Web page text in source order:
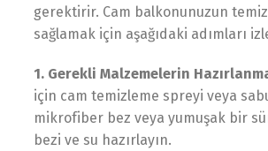
gerektirir. Cam balkonunuzun
sağlamak için aşağıdaki adımları
1. Gerekli Malzemelerin
için cam temizleme spreyi veya
mikrofiber bez veya yumuşak bir
bezi ve su hazırlayın.